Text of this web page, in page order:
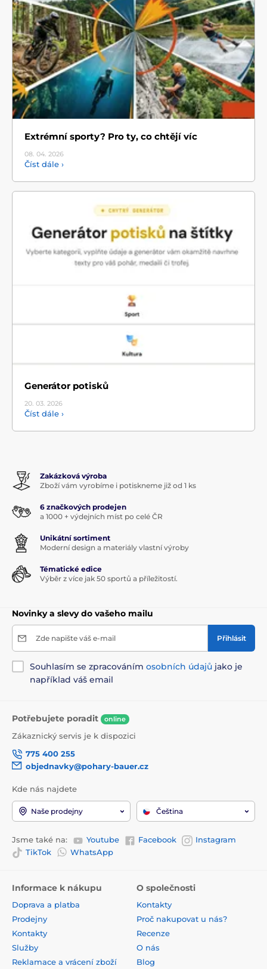
Extrémní sporty? Pro ty, co chtějí víc
08. 04. 2026
Číst dále ›
Generátor potisků
20. 03. 2026
Číst dále ›
Zakázková výroba
Zboží vám vyrobíme i potiskneme již od 1 ks
6 značkových prodejen
a 1000 + výdejních míst po celé ČR
Unikátní sortiment
Moderní design a materiály vlastní výroby
Tématické edice
Výběr z více jak 50 sportů a příležitostí.
Novinky a slevy do vašeho mailu
Zde napište váš e-mail Přihlásit
Souhlasím se zpracováním osobních údajů jako je
například váš email
Potřebujete poradit online
Zákaznický servis je k dispozici
775 400 255
objednavky@pohary-bauer.cz
Kde nás najdete
Naše prodejny Čeština
Jsme také na: Youtube Facebook
Instagram
TikTok
WhatsApp
Informace k nákupu
Doprava a platba
Prodejny
Kontakty
Služby
Reklamace a vrácení zboží
O společnosti
Kontakty
Proč nakupovat u nás?
Recenze
O nás
Blog